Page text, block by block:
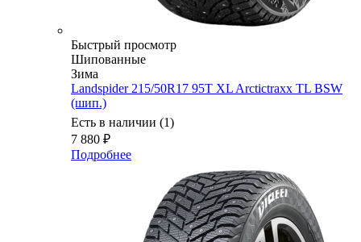
Быстрый просмотр
Шипованные
Зима
Landspider 215/50R17 95T XL Arctictraxx TL BSW
(шип.)
Есть в наличии (1)
7 880 ₽
Подробнее